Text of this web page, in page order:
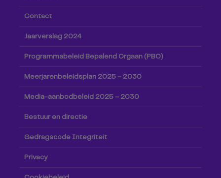
Contact
Jaarverslag 2024
Programmabeleid Bepalend Orgaan (PBO)
Meerjarenbeleidsplan 2025 – 2030
Media-aanbodbeleid 2025 – 2030
Bestuur en directie
Gedragscode Integriteit
Privacy